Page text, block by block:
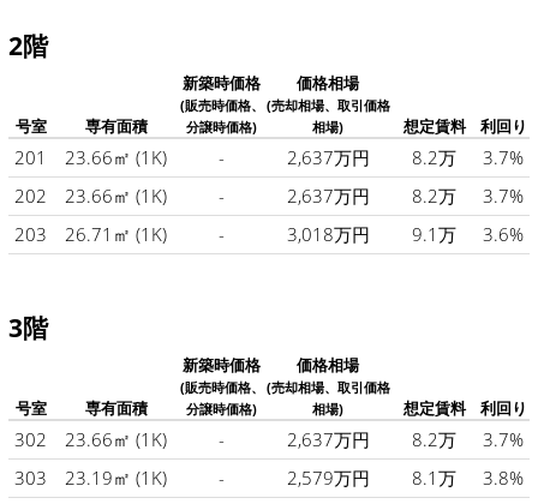
2階
号室 専有面積
新築時価格
(販売時価格、
分譲時価格)
価格相場
(売却相場、取引価格
相場)
想定賃料 利回り
201 23.66㎡ (1K) - 2,637万円 8.2万
3.7%
202
23.66㎡ (1K) - 2,637万円 8.2万
3.7%
203
26.71㎡ (1K) - 3,018万円 9.1万 3.6%
3階
号室 専有面積
新築時価格
(販売時価格、
分譲時価格)
価格相場
(売却相場、取引価格
相場)
想定賃料 利回り
302 23.66㎡ (1K) - 2,637万円 8.2万
3.7%
303
23.19㎡ (1K) - 2,579万円 8.1万 3.8%